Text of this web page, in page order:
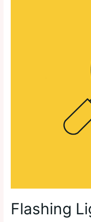
Flashing